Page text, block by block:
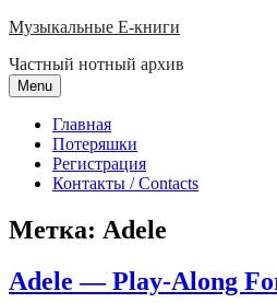
Skip
content
Музыкальные E-книги
Частный нотный архив
Menu
Главная
Потеряшки
Регистрация
Контакты / Contacts
Метка: Adele
Adele — Play-Along